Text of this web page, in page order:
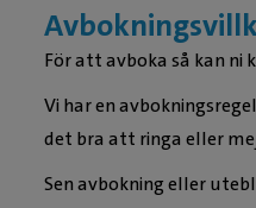
För att avboka så kan ni
Vi har en
det bra att ringa eller
Sen avbokning eller